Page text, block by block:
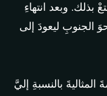
بذلك. وبعد انتهاءِ
كيلومترٍ نحوَ الجنوبِ ليعودَ إلى
بالنسبةِ إليَّ